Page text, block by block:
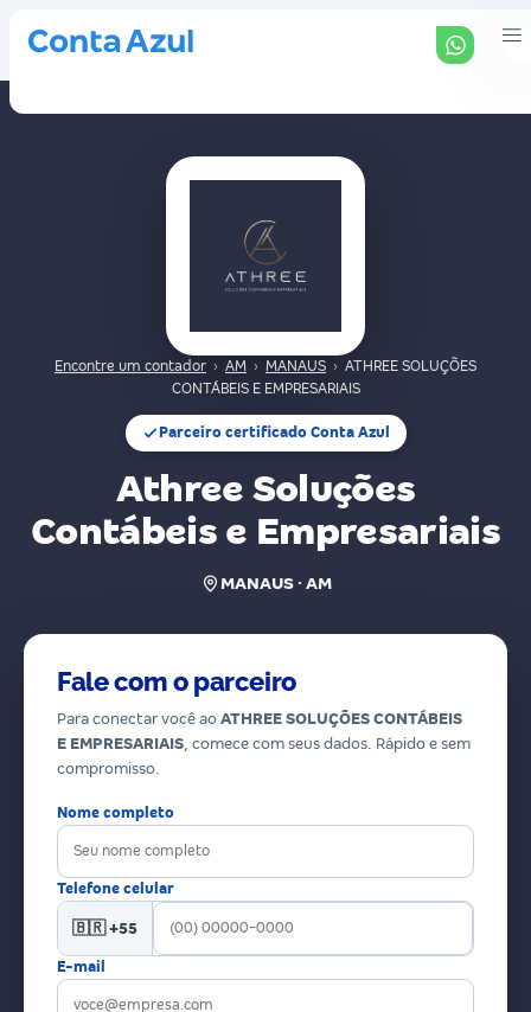
Encontre um contador › AM › MANAUS › ATHREE SOLUÇÕES
CONTÁBEIS E EMPRESARIAIS
Parceiro certificado Conta Azul
Athree Soluções
Contábeis e Empresariais
MANAUS · AM
Fale com o parceiro
Para conectar você ao ATHREE SOLUÇÕES CONTÁBEIS
E EMPRESARIAIS, comece com seus dados. Rápido e sem
compromisso.
Nome completo
Telefone celular
🇧🇷 +55
E-mail